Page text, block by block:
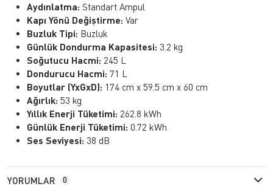
Aydınlatma: Standart Ampul
Kapı Yönü Değiştirme: Var
Buzluk Tipi: Buzluk
Günlük Dondurma Kapasitesi: 3.2 kg
Soğutucu Hacmi: 245 L
Dondurucu Hacmi: 71 L
Boyutlar (YxGxD): 174 cm x 59.5 cm x 60 cm
Ağırlık: 53 kg
Yıllık Enerji Tüketimi: 262.8 kWh
Günlük Enerji Tüketimi: 0.72 kWh
Ses Seviyesi: 38 dB
YORUMLAR 0